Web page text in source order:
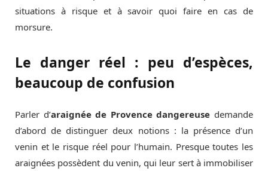
situations à risque et à savoir quoi faire en cas de
morsure.
Le danger réel : peu d’espèces,
beaucoup de confusion
Parler d’araignée de Provence dangereuse demande
d’abord de distinguer deux notions : la présence d’un
venin et le risque réel pour l’humain. Presque toutes les
araignées possèdent du venin, qui leur sert à immobiliser